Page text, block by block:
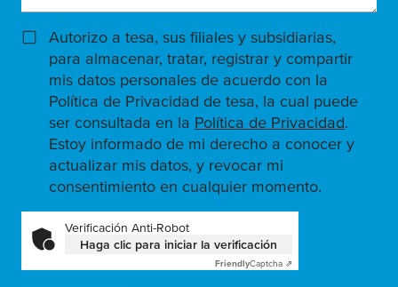
Autorizo a tesa, sus filiales y subsidiarias,
para almacenar, tratar, registrar y compartir
mis datos personales de acuerdo con la
Política de Privacidad de tesa, la cual puede
ser consultada en la Política de Privacidad.
Estoy informado de mi derecho a conocer y
actualizar mis datos, y revocar mi
consentimiento en cualquier momento.
Verificación Anti-Robot
Haga clic para iniciar la verificación
FriendlyCaptcha ⇗